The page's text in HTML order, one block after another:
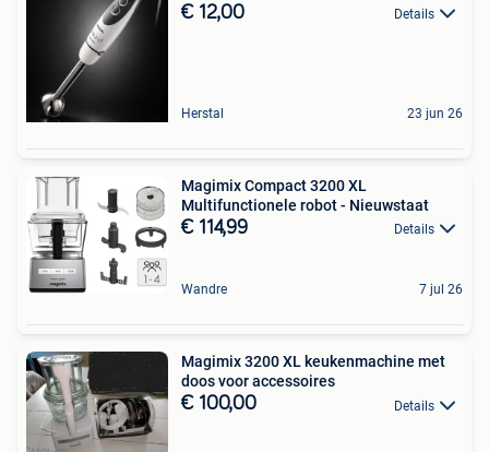
€ 12,00 Details
Herstal 23 jun 26
Magimix Compact 3200 XL
Multifunctionele robot - Nieuwstaat
€ 114,99 Details
Wandre 7 jul 26
Magimix 3200 XL keukenmachine met
doos voor accessoires
€ 100,00 Details